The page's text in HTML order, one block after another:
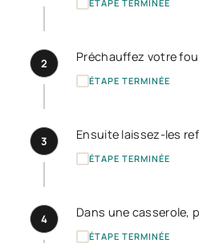
ÉTAPE TERMINÉE
2 Préchauffez votre
ÉTAPE TERMINÉE
3 Ensuite laissez-les
ÉTAPE TERMINÉE
4 Dans une casserole,
ÉTAPE TERMINÉE